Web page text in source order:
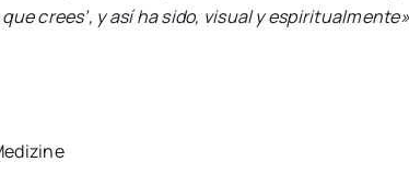
crees’, y así ha sido, visual y